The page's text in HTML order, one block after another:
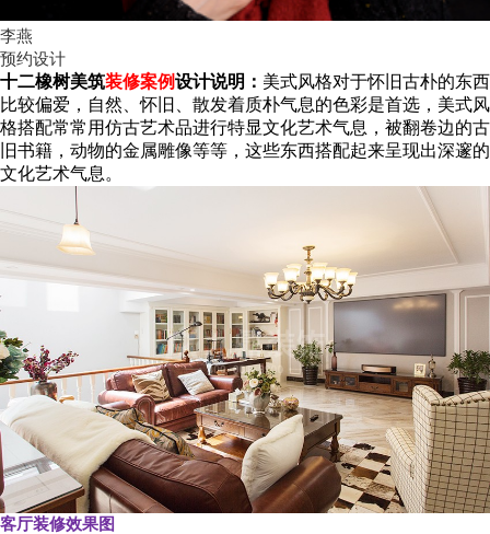
李燕
预约设计
十二橡树美筑装修案例设计说明： 美式风格对于怀旧古朴的东西
比较偏爱，自然、怀旧、散发着质朴气息的色彩是首选， 美式风
格搭配常常用仿古艺术品进行特显文化艺术气息，被翻卷边的古
旧书籍，动物的金属雕像等等，这些东西搭配起来呈现出深邃的
文化艺术气息。
客厅装修效果图